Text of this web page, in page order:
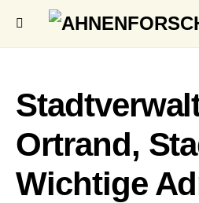
Ortrand,
Wichtige